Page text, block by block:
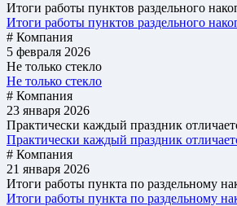
Итоги работы пунктов раздельного
Итоги работы пунктов раздельного
# Компания
5 февраля 2026
Не только стекло
Не только стекло
# Компания
23 января 2026
Практически каждый праздник
Практически каждый праздник
# Компания
21 января 2026
Итоги работы пункта по раздельному
Итоги работы пункта по раздельному